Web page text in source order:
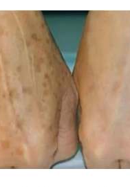
Maluma
de fiesta y nadie lo